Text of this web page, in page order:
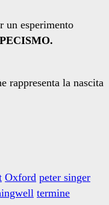
un esperimento
rappresenta la nascita
Oxford peter singer
termine